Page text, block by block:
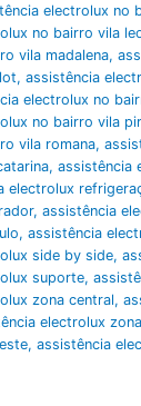
electrolux no
no bairro vila
vila madalena,
, assistência
electrolux no
no bairro vila
vila romana,
, assistência
electrolux
, assistência
, assistência
side by side,
suporte,
zona central,
electrolux
, assistência